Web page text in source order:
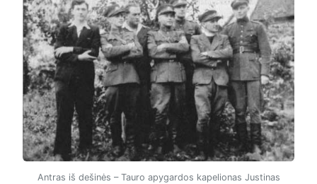
Antras iš dešinės – Tauro apygardos kapelionas Justinas